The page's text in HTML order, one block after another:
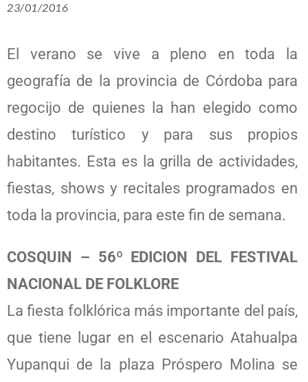
23/01/2016
El verano se vive a pleno en toda la
geografía de la provincia de Córdoba para
regocijo de quienes la han elegido como
destino turístico y para sus propios
habitantes. Esta es la grilla de actividades,
fiestas, shows y recitales programados en
toda la provincia, para este fin de semana.
COSQUIN – 56º EDICION DEL FESTIVAL
NACIONAL DE FOLKLORE
La fiesta folklórica más importante del país,
que tiene lugar en el escenario Atahualpa
Yupanqui de la plaza Próspero Molina se